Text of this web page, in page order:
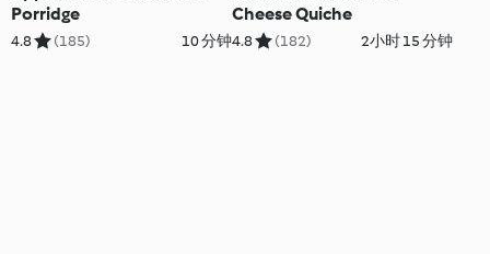
Porridge
4.8 (185) 10 分钟
Cheese Quiche
4.8 (182) 2小时 15 分钟